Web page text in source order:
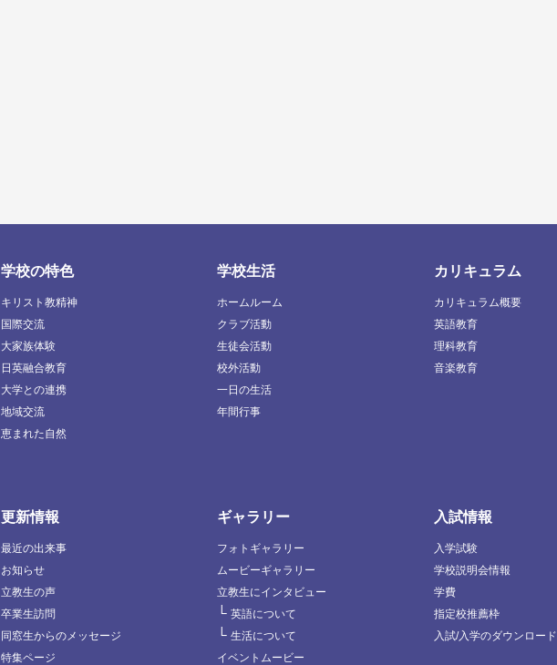
学校の特色
キリスト教精神
国際交流
大家族体験
日英融合教育
大学との連携
地域交流
恵まれた自然
学校生活
ホームルーム
クラブ活動
生徒会活動
校外活動
一日の生活
年間行事
カリキュラム
カリキュラム概要
英語教育
理科教育
音楽教育
更新情報
最近の出来事
お知らせ
立教生の声
卒業生訪問
同窓生からのメッセージ
特集ページ
ギャラリー
フォトギャラリー
ムービーギャラリー
立教生にインタビュー
└ 英語について
└ 生活について
イベントムービー
入試情報
入学試験
学校説明会情報
学費
指定校推薦枠
入試/入学のダウンロード